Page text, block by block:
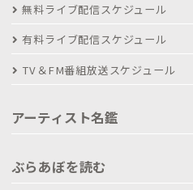
無料ライブ配信スケジュール
有料ライブ配信スケジュール
TV＆FM番組放送スケジュール
アーティスト名鑑
ぶらあぼを読む